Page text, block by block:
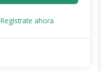
Regístrate ahora